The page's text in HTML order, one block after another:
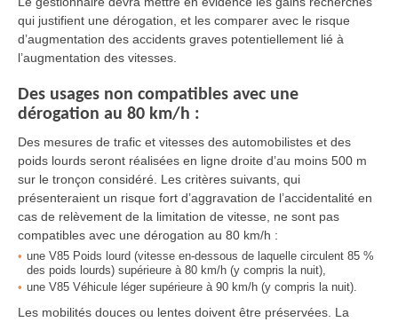
qui justifient une dérogation, et les comparer avec le risque
d’augmentation des accidents graves potentiellement lié à
l’augmentation des vitesses.
Des usages non compatibles avec une
dérogation au 80 km/h :
Des mesures de trafic et vitesses des automobilistes et des
poids lourds seront réalisées en ligne droite d’au moins 500 m
sur le tronçon considéré. Les critères suivants, qui
présenteraient un risque fort d’aggravation de l’accidentalité en
cas de relèvement de la limitation de vitesse, ne sont pas
compatibles avec une dérogation au 80 km/h :
une V85 Poids lourd (vitesse en-dessous de laquelle circulent 85 %
des poids lourds) supérieure à 80 km/h (y compris la nuit),
une V85 Véhicule léger supérieure à 90 km/h (y compris la nuit).
Les mobilités douces ou lentes doivent être préservées. La